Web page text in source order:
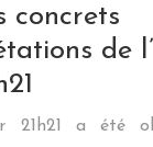
concrets
de
21h21 a été